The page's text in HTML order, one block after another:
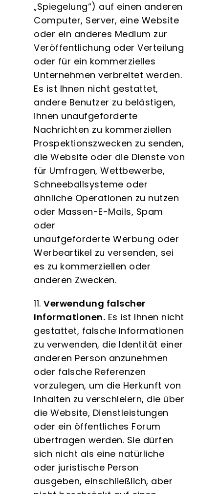
„Spiegelung“) auf einen anderen
Computer, Server, eine Website
oder ein anderes Medium zur
Veröffentlichung oder Verteilung
oder für ein kommerzielles
Unternehmen verbreitet werden.
Es ist Ihnen nicht gestattet,
andere Benutzer zu belästigen,
ihnen unaufgeforderte
Nachrichten zu kommerziellen
Prospektionszwecken zu senden,
die Website oder die Dienste von
für Umfragen, Wettbewerbe,
Schneeballsysteme oder
ähnliche Operationen zu nutzen
oder Massen-E-Mails, Spam
oder
unaufgeforderte Werbung oder
Werbeartikel zu versenden, sei
es zu kommerziellen oder
anderen Zwecken.
11. Verwendung falscher
Informationen. Es ist Ihnen nicht
gestattet, falsche Informationen
zu verwenden, die Identität einer
anderen Person anzunehmen
oder falsche Referenzen
vorzulegen, um die Herkunft von
Inhalten zu verschleiern, die über
die Website, Dienstleistungen
oder ein öffentliches Forum
übertragen werden. Sie dürfen
sich nicht als eine natürliche
oder juristische Person
ausgeben, einschließlich, aber